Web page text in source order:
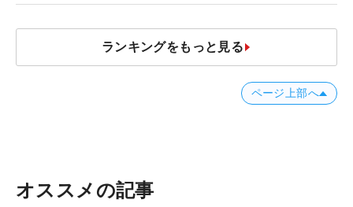
ランキングをもっと見る
ページ上部へ
オススメの記事